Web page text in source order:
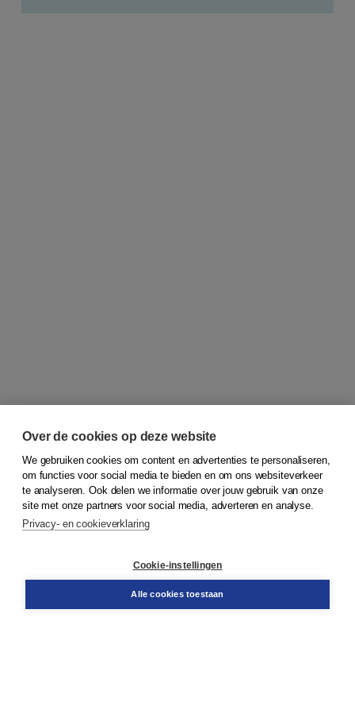
© 2026Koninklijke Boom uitgevers
Bestellen
Over de cookies op deze website
We gebruiken cookies om content en advertenties te personaliseren,
om functies voor social media te bieden en om ons websiteverkeer
te analyseren. Ook delen we informatie over jouw gebruik van onze
site met onze partners voor social media, adverteren en analyse.
Privacy- en cookieverklaring
Cookie-instellingen
Alle cookies toestaan